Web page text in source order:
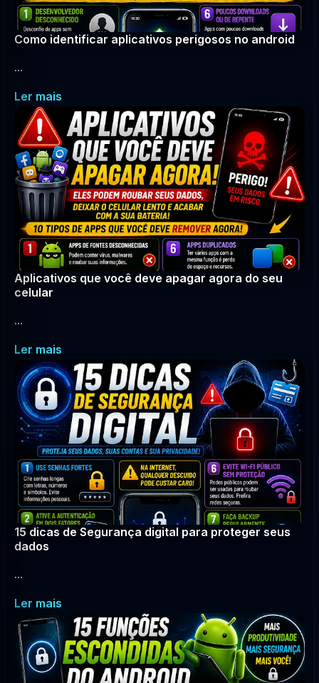
Como identificar aplicativos perigosos no android
...
Ler mais
Aplicativos que você deve apagar agora do seu
celular
...
Ler mais
15 dicas de Segurança digital para proteger seus
dados
...
Ler mais